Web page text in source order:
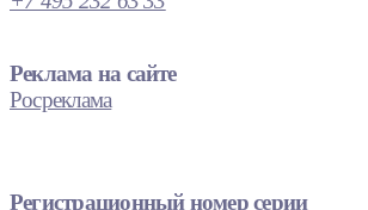
Реклама на сайте
Росреклама
Регистрационный номер серии